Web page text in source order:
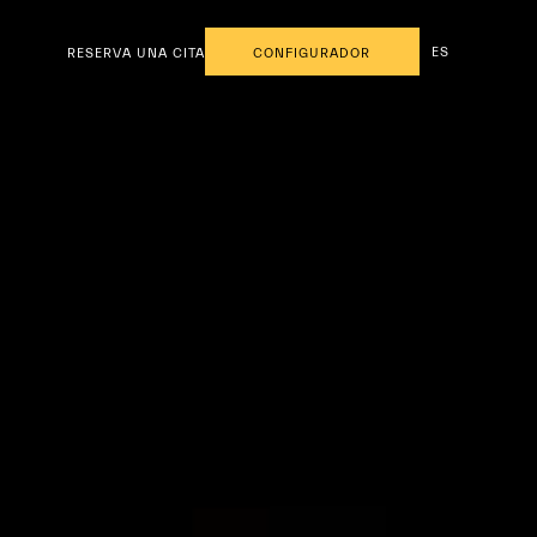
RESERVA UNA CITA CONFIGURADOR ES